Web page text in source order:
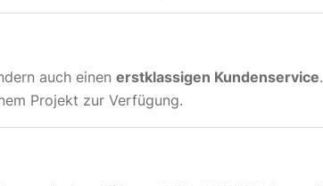
auch einen erstklassigen Kundenservice
Projekt zur Verfügung.